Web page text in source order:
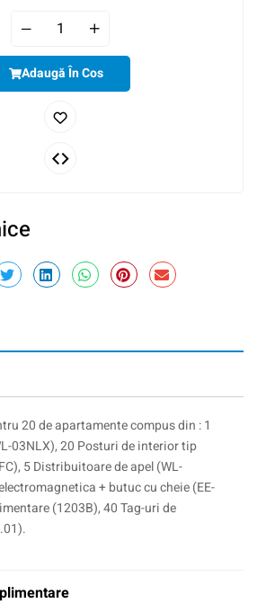
Adaugă În Cos
20 de apartamente compus din : 1
03NLX), 20 Posturi de interior tip
5 Distribuitoare de apel (WL-
+ butuc cu cheie (EE-
(1203B), 40 Tag-uri de